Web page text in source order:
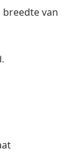
van